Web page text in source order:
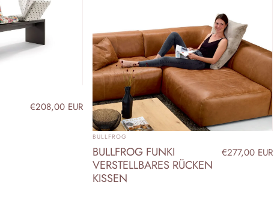
€208,00 EUR
ANBIETER:
BULLFROG
BULLFROG FUNKI
VERSTELLBARES RÜCKEN
KISSEN
€277,00 EUR